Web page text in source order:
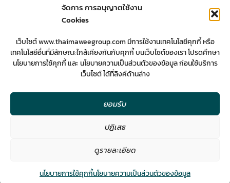
จัดการ การอนุญาตใช้งาน
Cookies
เว็บไซต์ www.thaimaweegroup.com มีการใช้งานเทคโนโลยีคุกกี้ หรือ
เทคโนโลยีอื่นที่มีลักษณะใกล้เคียงกันกับคุกกี้ บนเว็บไซต์ของเรา โปรดศึกษา
นโยบายการใช้คุกกี้ และ นโยบายความเป็นส่วนตัวของข้อมูล ก่อนใช้บริการ
เว็บไซต์ ได้ที่ลิงค์ด้านล่าง
ยอมรับ
ปฏิเสธ
ดูรายละเอียด
นโยบายการใช้คุกกี้นโยบายความเป็นส่วนตัวของข้อมูล
ออกแบบร้านโดยมืออาชีพ
Contact us